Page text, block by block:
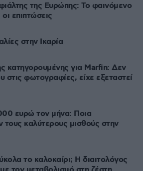
της Ευρώπης: Το φαινόμενο
επιπτώσεις
στην Ικαρία
κατηγορουμένης για Marfin: Δεν
στις φωτογραφίες, είχε εξεταστεί
ευρώ τον μήνα: Ποια
τους καλύτερους μισθούς στην
το καλοκαίρι; Η διαιτολόγος